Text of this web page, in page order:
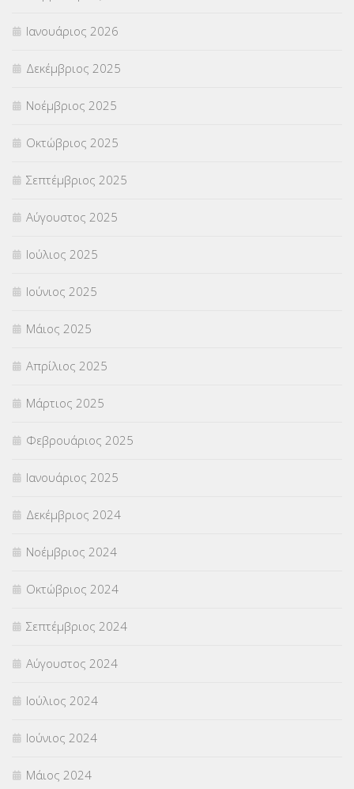
ΣΥΝΤΑΞΕΙΣ(12)
ΣΧΟΛΙΚΟΙ ΣΥΜΒΟΥΛΟΙ
ΥΠΕΡΑΡΙΘΜΟΙ(1)
ΥΠΟΤΡΟΦΙΕΣ(28)
ΦΥΣΙΚΗ ΑΓΩΓΗ(692)
Χωρίς κατηγορία
Ιανουάριος 2026
Δεκέμβριος 2025
Νοέμβριος 2025
Οκτώβριος 2025
Σεπτέμβριος 2025
Αύγουστος 2025
Ιούλιος 2025
Ιούνιος 2025
Μάιος 2025
Απρίλιος 2025
Μάρτιος 2025
Φεβρουάριος 2025
Ιανουάριος 2025
Δεκέμβριος 2024
Νοέμβριος 2024
Οκτώβριος 2024
Σεπτέμβριος 2024
Αύγουστος 2024
Ιούλιος 2024
Ιούνιος 2024
Μάιος 2024